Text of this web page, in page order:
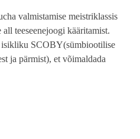
valmistamise meistriklassis
teeseenejoogi kääritamist.
isikliku SCOBY(sümbiootilise
ja pärmist), et võimaldada